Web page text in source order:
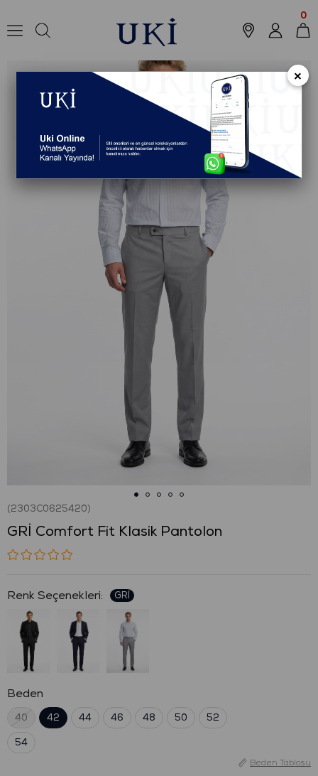
0
GRİ Comfort Fit
(2303C0625420)
GRİ Comfort Fit Klasik Pantolon
:
Beden
40 42 44 46 48 50 52
54
Beden Tablosu
×